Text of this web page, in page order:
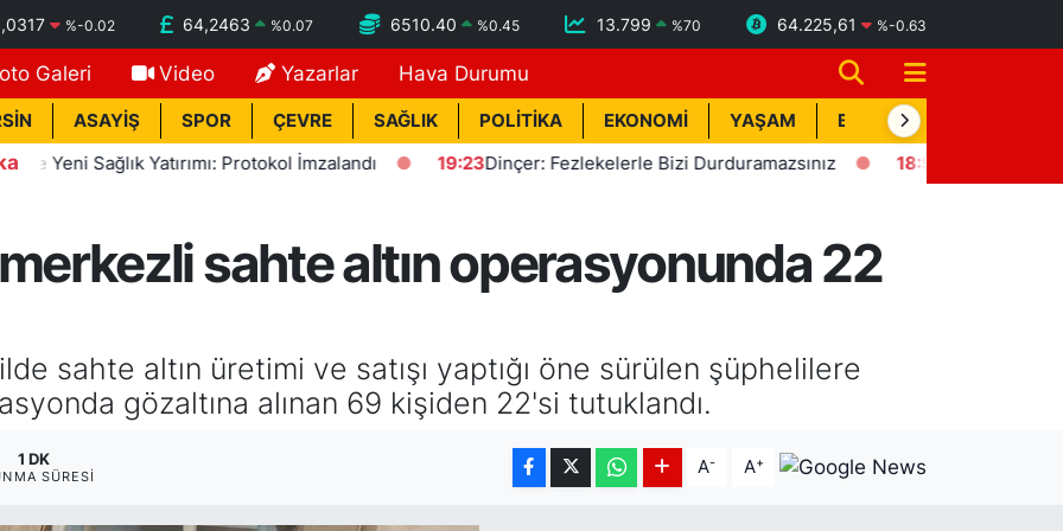
%-0.02 64,2463 %0.07 6510.40 %0.45 13.799 %70 64.225,61 %-0.63
Galeri Video Yazarlar Hava Durumu
ASAYİŞ SPOR ÇEVRE SAĞLIK POLİTİKA EKONOMİ YAŞAM BİK İLAN
Sağlık Yatırımı: Protokol İmzalandı 19:23 Dinçer: Fezlekelerle Bizi Durduramazsınız 18:57 Erdemli'de Deprem!
sahte altın operasyonunda 22
sahte altın üretimi ve satışı yaptığı öne sürülen şüphelilere
gözaltına alınan 69 kişiden 22'si tutuklandı.
1 DK
SÜRESI A- A+